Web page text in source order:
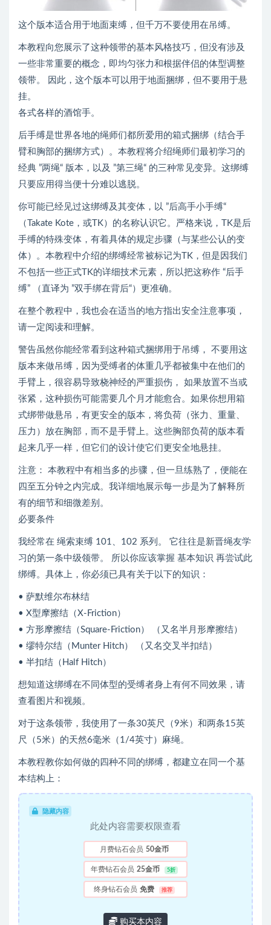
这个版本适合用于地面束缚，但千万不要使用在吊缚。
本教程向您展示了这种领带的基本风格技巧，但没有涉及
一些非常重要的概念，即均匀张力和根据伴侣的体型调整
领带。 因此，这个版本可以用于地面捆绑，但不要用于悬
挂。
各式各样的酒馆手。
后手缚是世界各地的绳师们都所爱用的箱式捆绑（结合手
臂和胸部的捆绑方式）。本教程将介绍绳师们最初学习的
经典 ”两绳“ 版本，以及 ”第三绳“ 的三种常见变异。这绑缚
只要应用得当便十分难以逃脱。
你可能已经见过这绑缚及其变体，以 ”后高手小手缚“
（Takate Kote，或TK）的名称认识它。严格来说，TK是后
手缚的特殊变体，有着具体的规定步骤（与某些公认的变
体）。本教程中介绍的绑缚经常被标记为TK，但是因我们
不包括一些正式TK的详细技术元素，所以把这称作 “后手
缚” （直译为 ”双手绑在背后“）更准确。
在整个教程中，我也会在适当的地方指出安全注意事项，
请一定阅读和理解。
警告虽然你能经常看到这种箱式捆绑用于吊缚， 不要用这
版本来做吊缚，因为受缚者的体重几乎都被集中在他们的
手臂上，很容易导致桡神经的严重损伤， 如果放置不当或
张紧，这种损伤可能需要几个月才能愈合。如果你想用箱
式绑带做悬吊，有更安全的版本，将负荷（张力、重量、
压力）放在胸部，而不是手臂上。这些胸部负荷的版本看
起来几乎一样，但它们的设计使它们更安全地悬挂。
注意： 本教程中有相当多的步骤，但一旦练熟了，便能在
四至五分钟之内完成。我详细地展示每一步是为了解释所
有的细节和细微差别。
必要条件
我经常在 绳索束缚 101、102 系列。 它往往是新晋绳友学
习的第一条中级领带。 所以你应该掌握 基本知识 再尝试此
绑缚。具体上，你必须已具有关于以下的知识：
• 萨默维尔布林结
• X型摩擦结（X-Friction）
• 方形摩擦结（Square-Friction） （又名半月形摩擦结）
• 缪特尔结（Munter Hitch） （又名交叉半扣结）
• 半扣结（Half Hitch）
想知道这绑缚在不同体型的受缚者身上有何不同效果，请
查看图片和视频。
对于这条领带，我使用了一条30英尺（9米）和两条15英
尺（5米）的天然6毫米（1/4英寸）麻绳。
本教程教你如何做的四种不同的绑缚，都建立在同一个基
本结构上：
隐藏内容
此处内容需要权限查看
月费钻石会员 50金币
年费钻石会员 25金币 5折
终身钻石会员 免费 推荐
购买本内容